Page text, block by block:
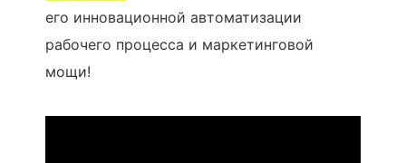
его инновационной автоматизации
рабочего процесса и маркетинговой
мощи!